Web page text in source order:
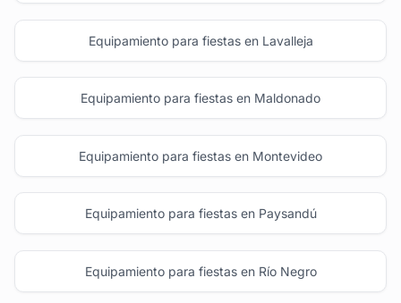
Equipamiento para fiestas en Lavalleja
Equipamiento para fiestas en Maldonado
Equipamiento para fiestas en Montevideo
Equipamiento para fiestas en Paysandú
Equipamiento para fiestas en Río Negro